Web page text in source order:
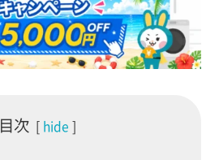
目次 hide